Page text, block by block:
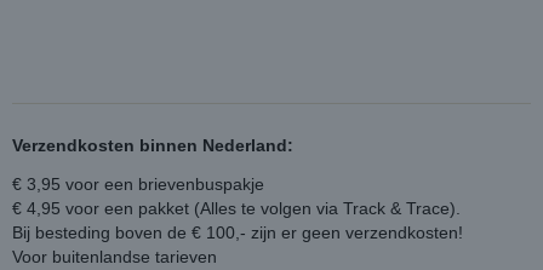
Verzendkosten binnen Nederland:
€ 3,95 voor een brievenbuspakje
€ 4,95 voor een pakket (Alles te volgen via Track & Trace).
Bij besteding boven de € 100,- zijn er geen verzendkosten!
Voor buitenlandse tarieven